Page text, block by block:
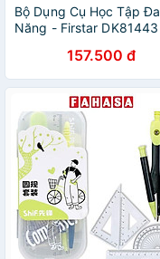
Bộ Dụng Cụ Học Tập Đa
Năng - Firstar DK81443
157.500 đ